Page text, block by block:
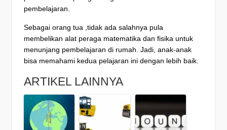
pembelajaran.
Sebagai orang tua ,tidak ada salahnya pula
membelikan alat peraga matematika dan fisika untuk
menunjang pembelajaran di rumah. Jadi, anak-anak
bisa memahami kedua pelajaran ini dengan lebih baik.
ARTIKEL LAINNYA